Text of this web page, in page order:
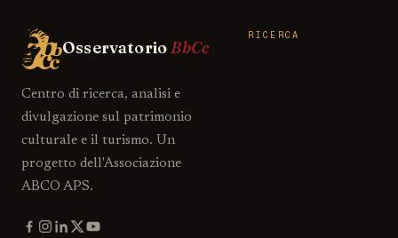
OsservatorioBbCc
Centro di ricerca, analisi e
divulgazione sul patrimonio
culturale e il turismo. Un
progetto dell'Associazione
ABCO APS.
RICERCA